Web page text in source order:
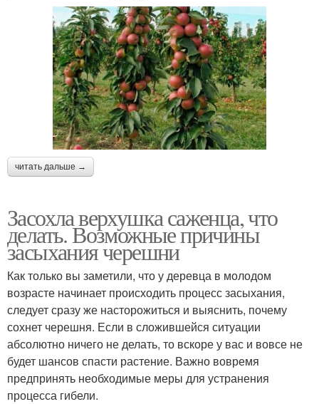
читать дальше →
Засохла верхушка саженца, что
делать. Возможные причины
засыхания черешни
Как только вы заметили, что у деревца в молодом
возрасте начинает происходить процесс засыхания,
следует сразу же насторожиться и выяснить, почему
сохнет черешня. Если в сложившейся ситуации
абсолютно ничего не делать, то вскоре у вас и вовсе не
будет шансов спасти растение. Важно вовремя
предпринять необходимые меры для устранения
процесса гибели.